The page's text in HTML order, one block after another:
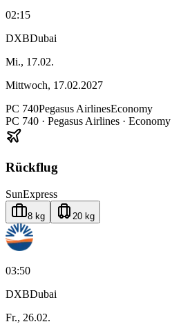
02:15
DXBDubai
Mi., 17.02.
Mittwoch, 17.02.2027
PC 740Pegasus AirlinesEconomy
PC 740 · Pegasus Airlines · Economy
Rückflug
SunExpress
8 kg 20 kg
03:50
DXBDubai
Fr., 26.02.